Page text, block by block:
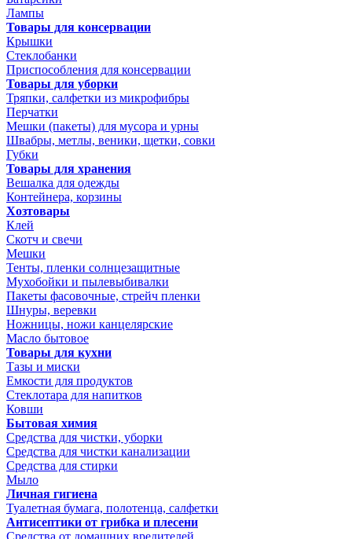
Лампы
Товары для консервации
Крышки
Стеклобанки
Приспособления для консервации
Товары для уборки
Тряпки, салфетки из микрофибры
Перчатки
Мешки (пакеты) для мусора и урны
Швабры, метлы, веники, щетки, совки
Губки
Товары для хранения
Вешалка для одежды
Контейнера, корзины
Хозтовары
Клей
Скотч и свечи
Мешки
Тенты, пленки солнцезащитные
Мухобойки и пылевыбивалки
Пакеты фасовочные, стрейч пленки
Шнуры, веревки
Ножницы, ножи канцелярские
Масло бытовое
Товары для кухни
Тазы и миски
Емкости для продуктов
Стеклотара для напитков
Ковши
Бытовая химия
Средства для чистки, уборки
Средства для чистки канализации
Средства для стирки
Мыло
Личная гигиена
Туалетная бумага, полотенца, салфетки
Антисептики от грибка и плесени
Средства от домашних вредителей